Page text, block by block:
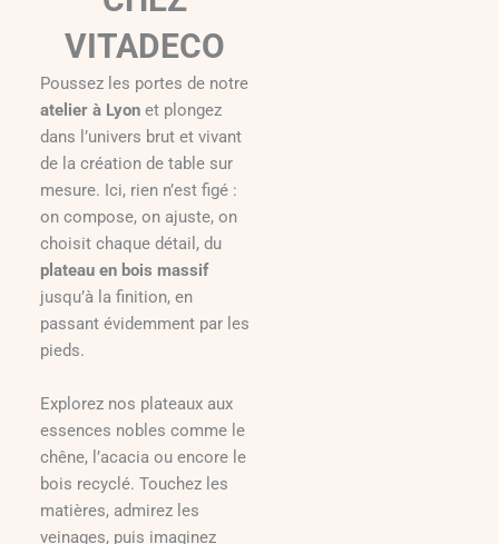
VITADECO
Poussez les portes de notre
atelier à Lyonet plongez
dans l’univers brut et vivant
de la création de table sur
mesure. Ici, rien n’est figé :
on compose, on ajuste, on
choisit chaque détail, du
plateau en bois massif
jusqu’à la finition, en
passant évidemment par les
pieds.
Explorez nos plateaux aux
essences nobles comme le
chêne, l’acacia ou encore le
bois recyclé. Touchez les
matières, admirez les
veinages, puis imaginez